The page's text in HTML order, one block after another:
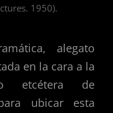
1950).
alegato
en la cara a la
etcétera de
ubicar esta